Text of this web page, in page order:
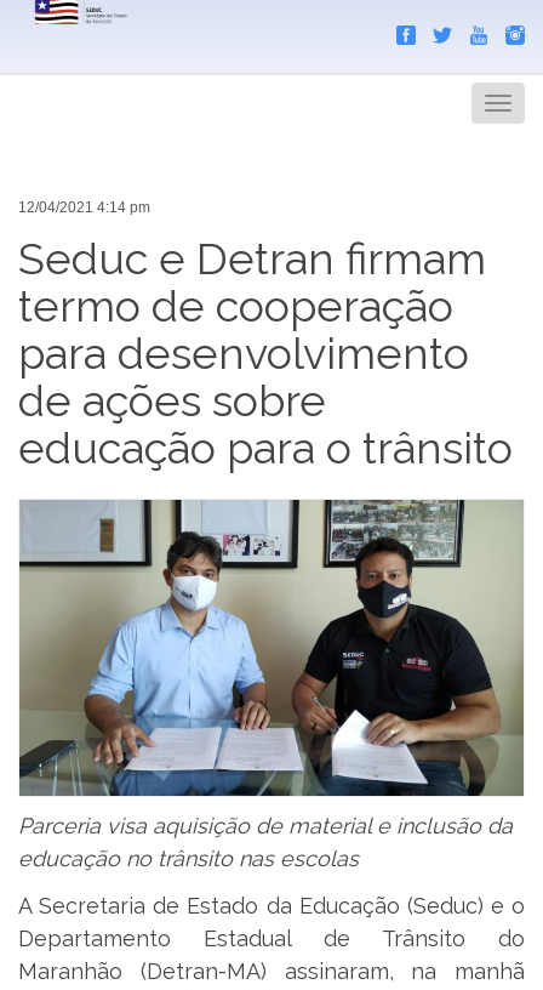
Menu
12/04/2021 4:14 pm
Seduc e Detran firmam
termo de cooperação
para desenvolvimento
de ações sobre
educação para o trânsito
Parceria visa aquisição de material e inclusão da
educação no trânsito nas escolas
A Secretaria de Estado da Educação (Seduc) e o
Departamento Estadual de Trânsito do
Maranhão (Detran-MA) assinaram, na manhã